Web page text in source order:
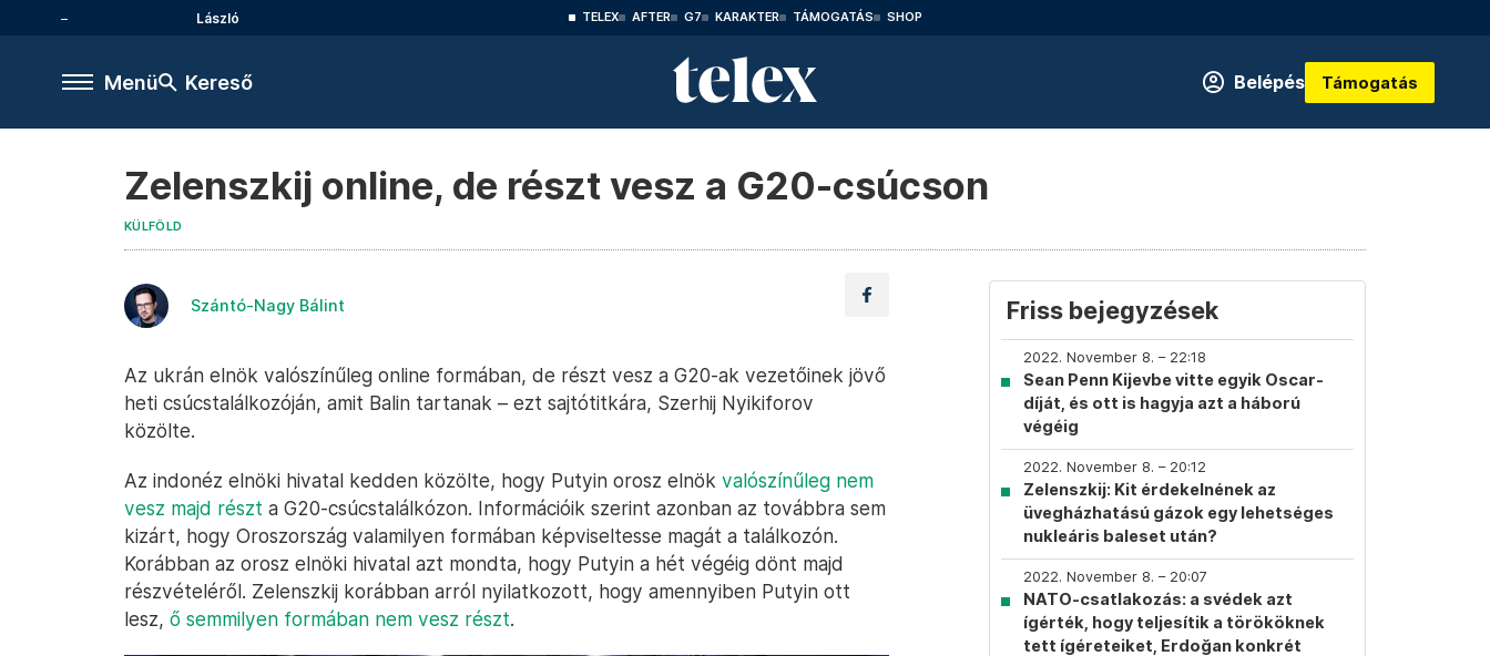
László TELEX AFTER G7 KARAKTER TÁMOGATÁS SHOP
Menü Kereső Belépés Támogatás
Zelenszkij online, de részt vesz a G20-csúcson
KÜLFÖLD
Szántó-Nagy Bálint
Az ukrán elnök valószínűleg online formában, de részt vesz a G20-ak vezetőinek jövő
heti csúcstalálkozóján, amit Balin tartanak – ezt sajtótitkára, Szerhij Nyikiforov
közölte.
Az indonéz elnöki hivatal kedden közölte, hogy Putyin orosz elnök valószínűleg nem
vesz majd részt a G20-csúcstalálkózon. Információik szerint azonban az továbbra sem
kizárt, hogy Oroszország valamilyen formában képviseltesse magát a találkozón.
Korábban az orosz elnöki hivatal azt mondta, hogy Putyin a hét végéig dönt majd
részvételéről. Zelenszkij korábban arról nyilatkozott, hogy amennyiben Putyin ott
lesz, ő semmilyen formában nem vesz részt.
Friss bejegyzések
2022. November 8. – 22:18
Sean Penn Kijevbe vitte egyik Oscar-
díját, és ott is hagyja azt a háború
végéig
2022. November 8. – 20:12
Zelenszkij: Kit érdekelnének az
üvegházhatású gázok egy lehetséges
nukleáris baleset után?
2022. November 8. – 20:07
NATO-csatlakozás: a svédek azt
ígérték, hogy teljesítik a törököknek
tett ígéreteiket, Erdoğan konkrét